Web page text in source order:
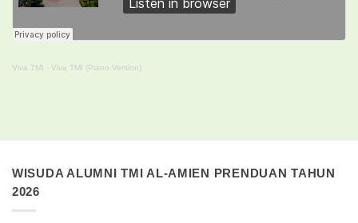
Viva TMI · Viva TMI (Piano Version)
WISUDA ALUMNI TMI AL-AMIEN PRENDUAN TAHUN
2026